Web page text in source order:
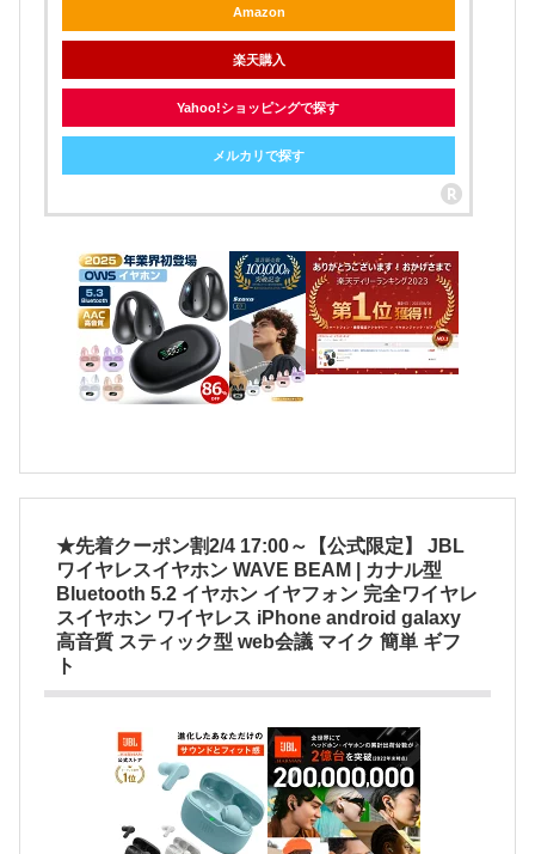
Amazon
楽天購入
Yahoo!ショッピングで探す
メルカリで探す
★先着クーポン割2/4 17:00～【公式限定】 JBL
ワイヤレスイヤホン WAVE BEAM | カナル型
Bluetooth 5.2 イヤホン イヤフォン 完全ワイヤレ
スイヤホン ワイヤレス iPhone android galaxy
高音質 スティック型 web会議 マイク 簡単 ギフ
ト